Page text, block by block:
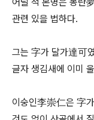
관련 있을 법하다.
그는 字가 달가達可
글자 생김새에 이미
이숭인李崇仁은 字